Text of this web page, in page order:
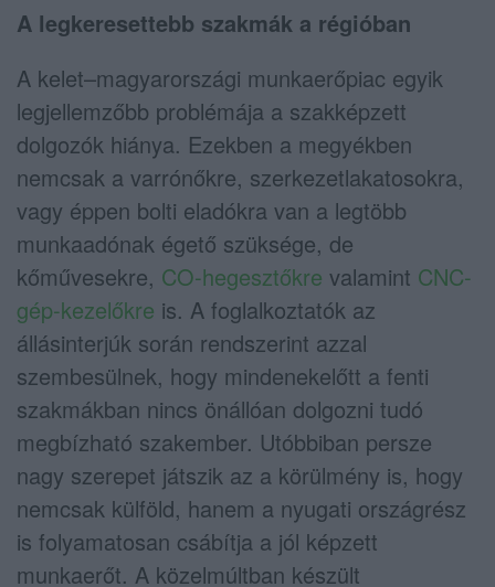
A legkeresettebb szakmák a régióban
A kelet–magyarországi munkaerőpiac egyik
legjellemzőbb problémája a szakképzett
dolgozók hiánya. Ezekben a megyékben
nemcsak a varrónőkre, szerkezetlakatosokra,
vagy éppen bolti eladókra van a legtöbb
munkaadónak égető szüksége, de
kőművesekre, CO-hegesztőkre valamint CNC-
gép-kezelőkre is. A foglalkoztatók az
állásinterjúk során rendszerint azzal
szembesülnek, hogy mindenekelőtt a fenti
szakmákban nincs önállóan dolgozni tudó
megbízható szakember. Utóbbiban persze
nagy szerepet játszik az a körülmény is, hogy
nemcsak külföld, hanem a nyugati országrész
is folyamatosan csábítja a jól képzett
munkaerőt. A közelmúltban készült